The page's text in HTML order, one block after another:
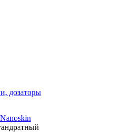
дозаторы
Nanoskin